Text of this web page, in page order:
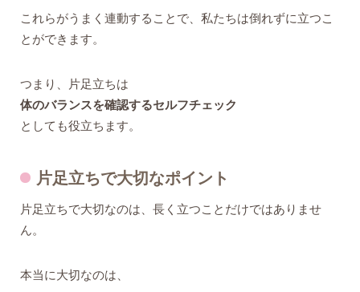
これらがうまく連動することで、私たちは倒れずに立つこ
とができます。
つまり、片足立ちは
体のバランスを確認するセルフチェック
としても役立ちます。
片足立ちで大切なポイント
片足立ちで大切なのは、長く立つことだけではありませ
ん。
本当に大切なのは、